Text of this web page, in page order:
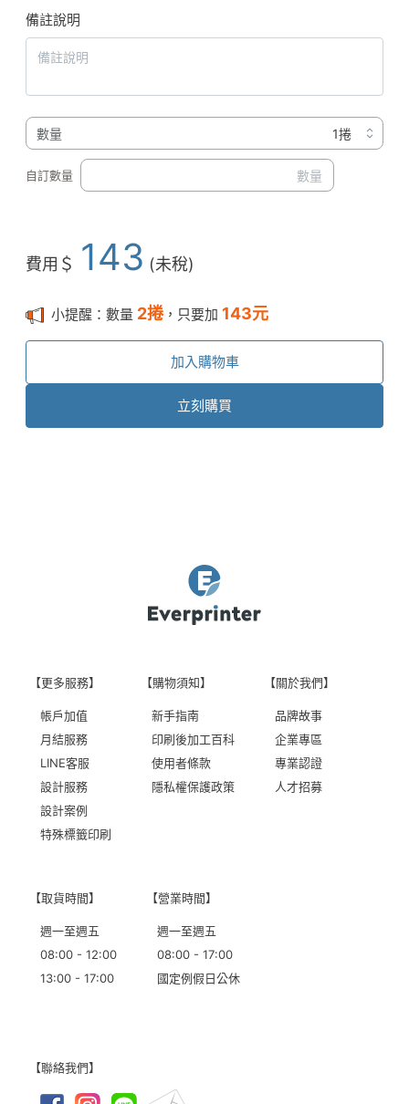
備註說明
數量
自訂數量
費用＄ 143 (未稅)
小提醒：數量 2捲，只要加 143元
加入購物車
立刻購買
【更多服務】
帳戶加值
月結服務
LINE客服
設計服務
設計案例
特殊標籤印刷
【購物須知】
新手指南
印刷後加工百科
使用者條款
隱私權保護政策
【關於我們】
品牌故事
企業專區
專業認證
人才招募
【取貨時間】
週一至週五
08:00 - 12:00
13:00 - 17:00
【營業時間】
週一至週五
08:00 - 17:00
國定例假日公休
【聯絡我們】